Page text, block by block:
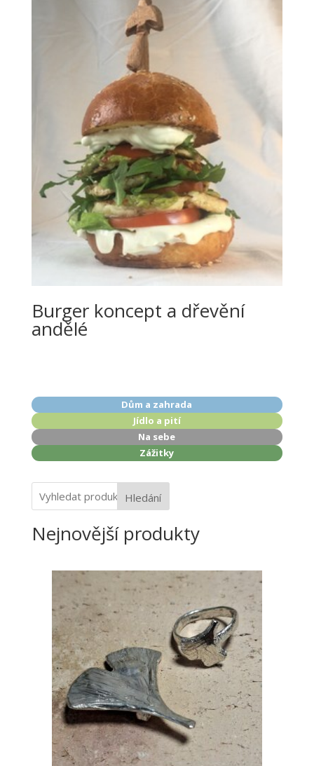
Burger koncept a dřevění
andělé
Dům a zahrada
Jídlo a pití
Na sebe
Zážitky
Hledání
Nejnovější produkty